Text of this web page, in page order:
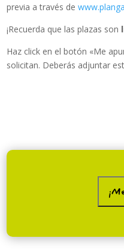
previa a través de
¡Recuerda que las plazas son
Haz click en el botón «Me
solicitan. Deberás adjuntar